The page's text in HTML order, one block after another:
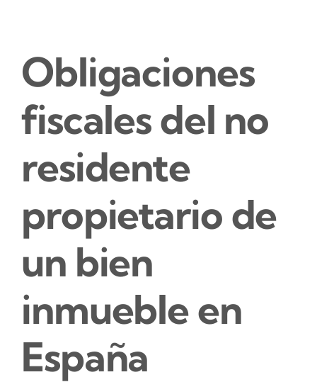
Obligaciones
fiscales del no
residente
propietario de
un bien
inmueble en
España